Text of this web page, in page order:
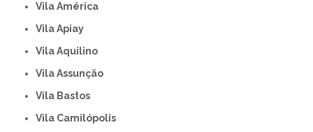
Vila América
Vila Apiay
Vila Aquilino
Vila Assunção
Vila Bastos
Vila Camilópolis